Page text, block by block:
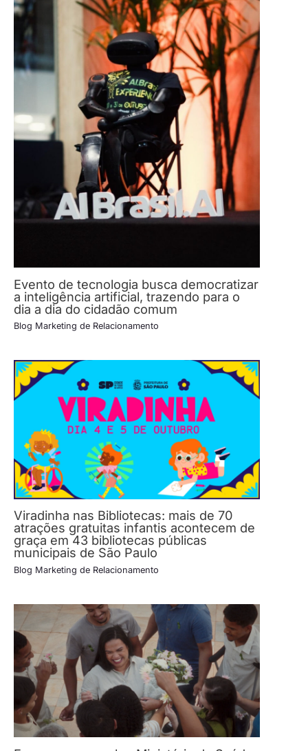
Evento de tecnologia busca democratizar
a inteligência artificial, trazendo para o
dia a dia do cidadão comum
Blog Marketing de Relacionamento
Viradinha nas Bibliotecas: mais de 70
atrações gratuitas infantis acontecem de
graça em 43 bibliotecas públicas
municipais de São Paulo
Blog Marketing de Relacionamento